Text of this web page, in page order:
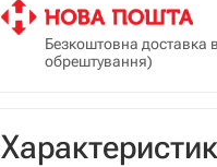
Безкоштовна доставка
обрештування)